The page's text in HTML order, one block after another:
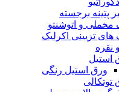
پتینه برجسته
مخملی و اتوشنتو
های تزیینی اکرلیک
نقره
استیل
ورق استیل رنگی
توتکالی